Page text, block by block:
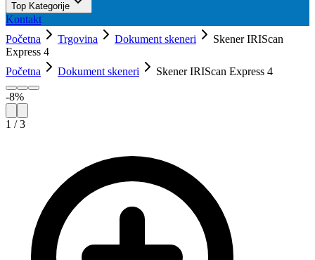
Top Kategorije
Kontakt
Početna
Trgovina Dokument skeneri
Skener IRIScan
Express 4
Početna
Dokument skeneri Skener IRIScan Express 4
-8%
1 /3